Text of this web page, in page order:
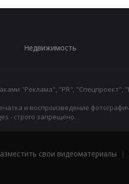
Недвижимость
"Реклама", "PR", "Спецпроект",
и воспроизведение
- строго запрещено.
свои видеоматериалы |